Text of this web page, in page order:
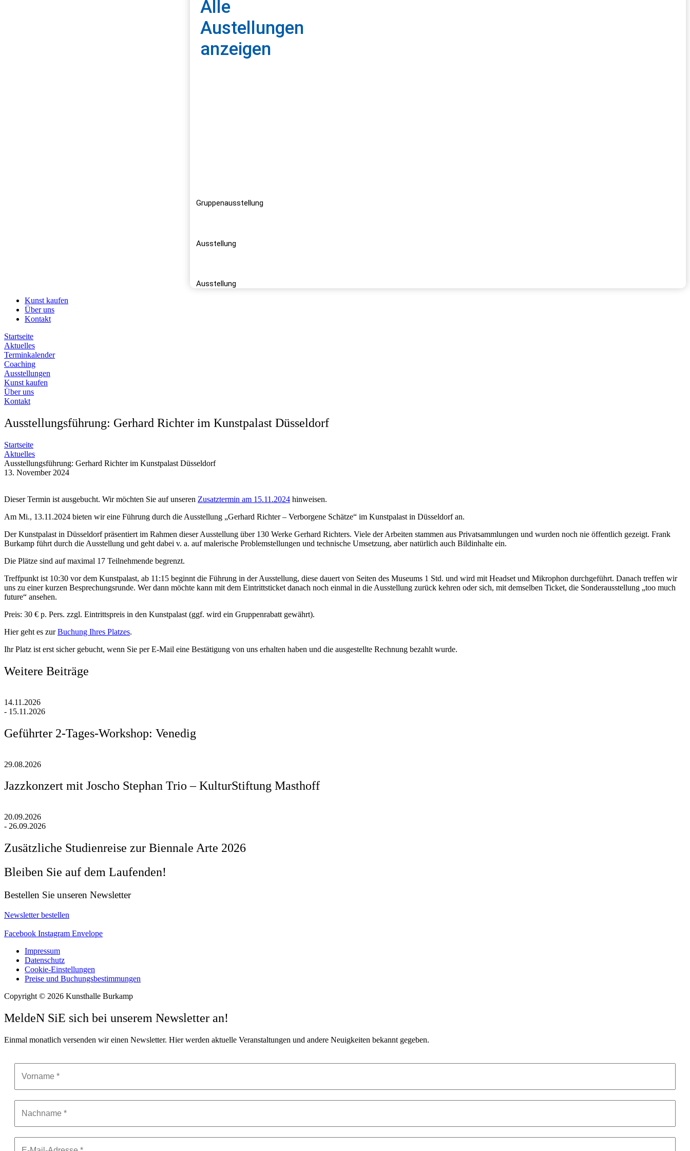
Alle
Austellungen
anzeigen
Gruppenausstellung
Ausstellung
Ausstellung
Kunst kaufen
Über uns
Kontakt
Startseite
Aktuelles
Terminkalender
Coaching
Ausstellungen
Kunst kaufen
Über uns
Kontakt
Ausstellungsführung: Gerhard Richter im Kunstpalast Düsseldorf
Startseite
Aktuelles
Ausstellungsführung: Gerhard Richter im Kunstpalast Düsseldorf
13. November 2024
Dieser Termin ist ausgebucht. Wir möchten Sie auf unseren Zusatztermin am 15.11.2024 hinweisen.
Am Mi., 13.11.2024 bieten wir eine Führung durch die Ausstellung „Gerhard Richter – Verborgene Schätze“ im Kunstpalast in Düsseldorf an.
Der Kunstpalast in Düsseldorf präsentiert im Rahmen dieser Ausstellung über 130 Werke Gerhard Richters. Viele der Arbeiten stammen aus Privatsammlungen und wurden noch nie öffentlich gezeigt. Frank
Burkamp führt durch die Ausstellung und geht dabei v. a. auf malerische Problemstellungen und technische Umsetzung, aber natürlich auch Bildinhalte ein.
Die Plätze sind auf maximal 17 Teilnehmende begrenzt.
Treffpunkt ist 10:30 vor dem Kunstpalast, ab 11:15 beginnt die Führung in der Ausstellung, diese dauert von Seiten des Museums 1 Std. und wird mit Headset und Mikrophon durchgeführt. Danach treffen wir
uns zu einer kurzen Besprechungsrunde. Wer dann möchte kann mit dem Eintrittsticket danach noch einmal in die Ausstellung zurück kehren oder sich, mit demselben Ticket, die Sonderausstellung „too much
future“ ansehen.
Preis: 30 € p. Pers. zzgl. Eintrittspreis in den Kunstpalast (ggf. wird ein Gruppenrabatt gewährt).
Hier geht es zurBuchung Ihres Platzes.
Ihr Platz ist erst sicher gebucht, wenn Sie per E-Mail eine Bestätigung von uns erhalten haben und die ausgestellte Rechnung bezahlt wurde.
Weitere Beiträge
14.11.2026
- 15.11.2026
Geführter 2-Tages-Workshop: Venedig
29.08.2026
Jazzkonzert mit Joscho Stephan Trio – KulturStiftung Masthoff
20.09.2026
- 26.09.2026
Zusätzliche Studienreise zur Biennale Arte 2026
Bleiben Sie auf dem Laufenden!
Bestellen Sie unseren Newsletter
Newsletter bestellen
Facebook Instagram Envelope
Impressum
Datenschutz
Cookie-Einstellungen
Preise und Buchungsbestimmungen
Copyright © 2026 Kunsthalle Burkamp
MeldeN SiE sich bei unserem Newsletter an!
Einmal monatlich versenden wir einen Newsletter. Hier werden aktuelle Veranstaltungen und andere Neuigkeiten bekannt gegeben.